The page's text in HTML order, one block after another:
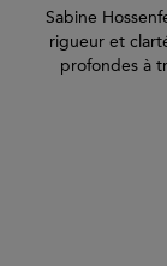
Sabine
rigueur et
profondes à